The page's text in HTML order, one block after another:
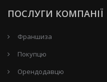
ПОСЛУГИ КОМПАНІЇ
Франшиза
Покупцю
Орендодавцю